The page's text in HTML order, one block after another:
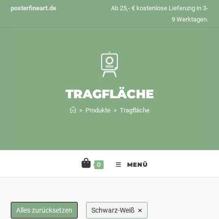
Zumposterfineart.de
Ab 25,- € kostenlose Lieferung in 3-
9 Werktagen.
TRAGFLÄCHE
> Produkte > Tragfläche
0 MENÜ
Alles zurücksetzen Schwarz-Weiß ×